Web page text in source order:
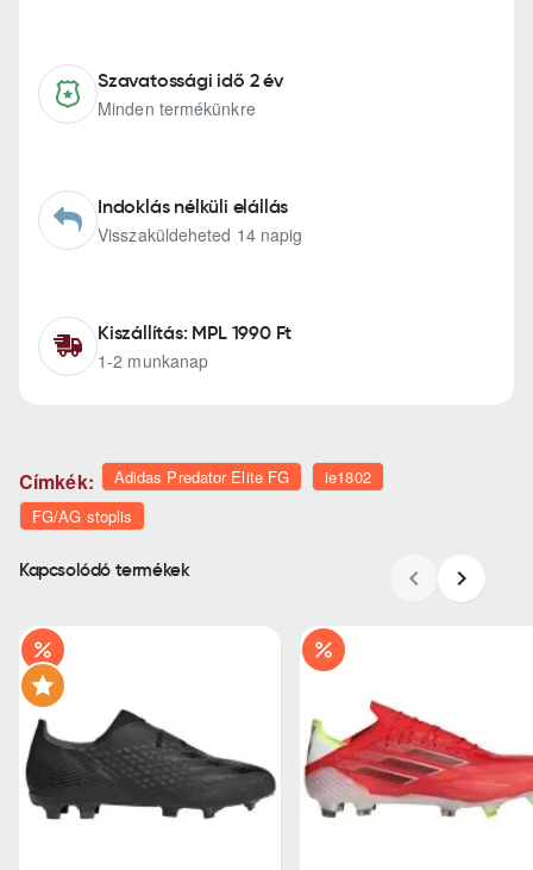
Szavatossági idő 2 év
Minden termékünkre
Indoklás nélküli elállás
Visszaküldeheted 14 napig
Kiszállítás: MPL 1990 Ft
1-2 munkanap
Címkék: Adidas Predator Elite FG
ie1802
FG/AG stoplis
Kapcsolódó termékek